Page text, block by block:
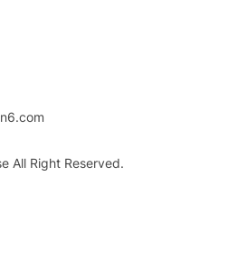
All Right Reserved.